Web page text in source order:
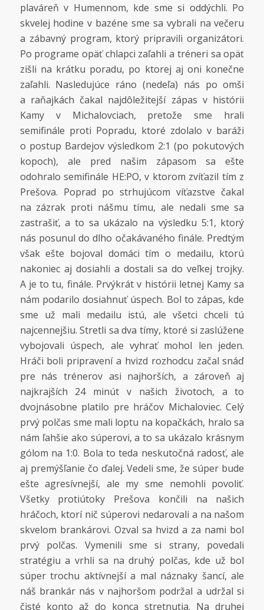
plaváreň v Humennom, kde sme si oddýchli. Po
skvelej hodine v bazéne sme sa vybrali na večeru
a zábavný program, ktorý pripravili organizátori.
Po programe opäť chlapci zaľahli a tréneri sa opäť
zišli na krátku poradu, po ktorej aj oni konečne
zaľahli. Nasledujúce ráno (nedeľa) nás po omši
a raňajkách čakal najdôležitejší zápas v histórii
Kamy v Michalovciach, pretože sme hrali
semifinále proti Popradu, ktoré zdolalo v baráži
o postup Bardejov výsledkom 2:1 (po pokutových
kopoch), ale pred našim zápasom sa ešte
odohralo semifinále HE:PO, v ktorom zvíťazil tím z
Prešova. Poprad po strhujúcom víťazstve čakal
na zázrak proti nášmu tímu, ale nedali sme sa
zastrašiť, a to sa ukázalo na výsledku 5:1, ktorý
nás posunul do dlho očakávaného finále. Predtým
však ešte bojoval domáci tím o medailu, ktorú
nakoniec aj dosiahli a dostali sa do veľkej trojky.
A je to tu, finále. Prvýkrát v histórii letnej Kamy sa
nám podarilo dosiahnuť úspech. Bol to zápas, kde
sme už mali medailu istú, ale všetci chceli tú
najcennejšiu. Stretli sa dva tímy, ktoré si zaslúžene
vybojovali úspech, ale vyhrať mohol len jeden.
Hráči boli pripravení a hvizd rozhodcu začal snáď
pre nás trénerov asi najhorších, a zároveň aj
najkrajších 24 minút v našich životoch, a to
dvojnásobne platilo pre hráčov Michaloviec. Celý
prvý polčas sme mali loptu na kopačkách, hralo sa
nám ľahšie ako súperovi, a to sa ukázalo krásnym
gólom na 1:0. Bola to teda neskutočná radosť, ale
aj premýšľanie čo ďalej. Vedeli sme, že súper bude
ešte agresívnejší, ale my sme nemohli povoliť.
Všetky protiútoky Prešova končili na našich
hráčoch, ktorí nič súperovi nedarovali a na našom
skvelom brankárovi. Ozval sa hvizd a za nami bol
prvý polčas. Vymenili sme si strany, povedali
stratégiu a vrhli sa na druhý polčas, kde už bol
súper trochu aktívnejší a mal náznaky šancí, ale
náš brankár nás v najhoršom podržal a udržal si
čisté konto až do konca stretnutia. Na druhej